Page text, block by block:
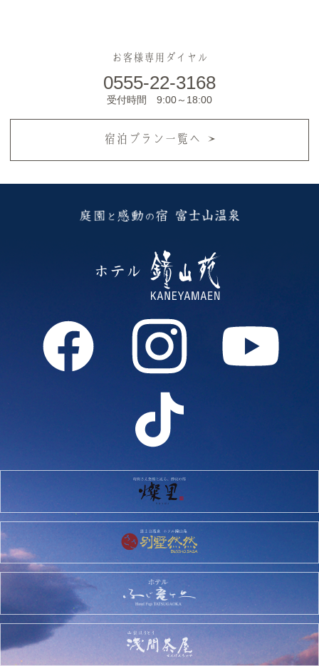
お客様専用ダイヤル
0555-22-3168
受付時間 9:00～18:00
宿泊プラン一覧へ